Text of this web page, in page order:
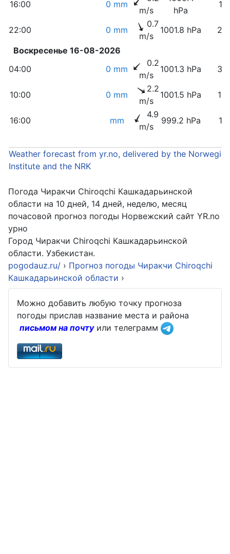
16:00 0 mm
m/s
hPa
22:00 0 mm
0.7
m/s
1001.8 hPa
Воскресенье 16-08-2026
04:00
0 mm
0.2
m/s
1001.3 hPa
10:00 0 mm
2.2
m/s
1001.5 hPa
16:00 mm
4.9
m/s
999.2 hPa
Weather forecast from yr.no, delivered by the
Institute and the NRK
Погода Чиракчи Chiroqchi Кашкадарьинской
области на 10 дней, 14 дней, неделю, месяц
почасовой прогноз погоды Норвежский сайт YR.no
урно
Город Чиракчи Chiroqchi Кашкадарьинской
области. Узбекистан.
pogodauz.ru/ › Прогноз погоды Чиракчи Chiroqchi
Кашкадарьинской области ›
Можно добавить любую точку прогноза
погоды прислав название места и района
письмом на почтуили телеграмм